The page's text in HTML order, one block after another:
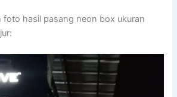
foto hasil pasang neon box ukuran